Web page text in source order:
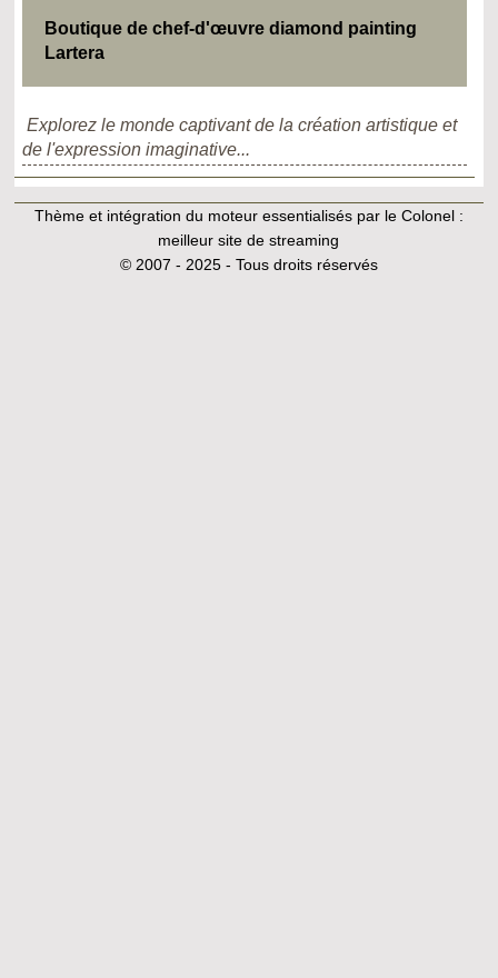
Boutique de chef-d'œuvre diamond painting
Lartera
Explorez le monde captivant de la création artistique et
de l'expression imaginative...
Thème et intégration du moteur essentialisés par le Colonel :
meilleur site de streaming
© 2007 - 2025 - Tous droits réservés